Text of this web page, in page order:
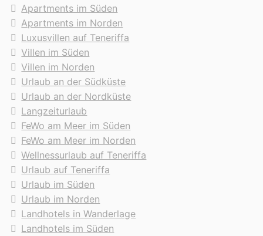
Apartments im Süden
Apartments im Norden
Luxusvillen auf Teneriffa
Villen im Süden
Villen im Norden
Urlaub an der Südküste
Urlaub an der Nordküste
Langzeiturlaub
FeWo am Meer im Süden
FeWo am Meer im Norden
Wellnessurlaub auf Teneriffa
Urlaub auf Teneriffa
Urlaub im Süden
Urlaub im Norden
Landhotels in Wanderlage
Landhotels im Süden